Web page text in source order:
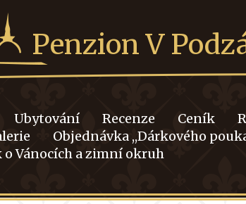
Penzion V
Ubytování Recenze Ceník
Objednávka ,,Dárkového
o Vánocích a zimní okruh